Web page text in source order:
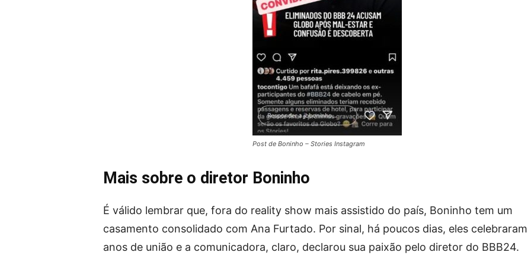
Post de Boninho – Stories Instagram
Mais sobre o diretor Boninho
É válido lembrar que, fora do reality show mais assistido do país, Boninho tem um
casamento consolidado com Ana Furtado. Por sinal, há poucos dias, eles celebraram
anos de união e a comunicadora, claro, declarou sua paixão pelo diretor do BBB24.